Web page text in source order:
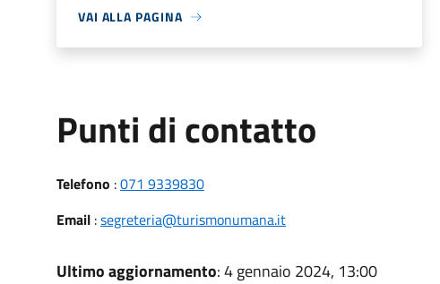
VAI ALLA PAGINA
Punti di contatto
Telefono :071 9339830
Email:segreteria@turismonumana.it
Ultimo aggiornamento: 4 gennaio 2024, 13:00